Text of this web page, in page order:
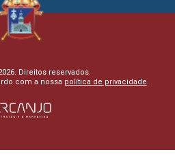
Direitos reservados.
com a nossa política de privacidade.